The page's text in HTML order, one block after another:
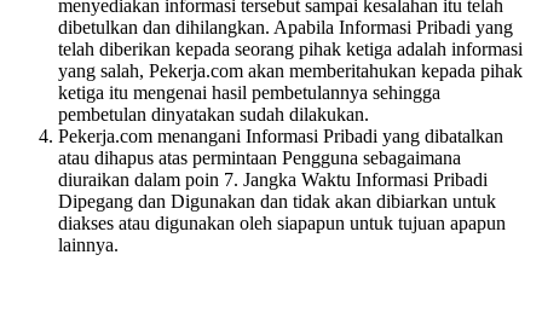
menyediakan informasi tersebut sampai kesalahan itu telah
dibetulkan dan dihilangkan. Apabila Informasi Pribadi yang
telah diberikan kepada seorang pihak ketiga adalah informasi
yang salah, Pekerja.com akan memberitahukan kepada pihak
ketiga itu mengenai hasil pembetulannya sehingga
pembetulan dinyatakan sudah dilakukan.
Pekerja.com menangani Informasi Pribadi yang dibatalkan
atau dihapus atas permintaan Pengguna sebagaimana
diuraikan dalam poin 7. Jangka Waktu Informasi Pribadi
Dipegang dan Digunakan dan tidak akan dibiarkan untuk
diakses atau digunakan oleh siapapun untuk tujuan apapun
lainnya.